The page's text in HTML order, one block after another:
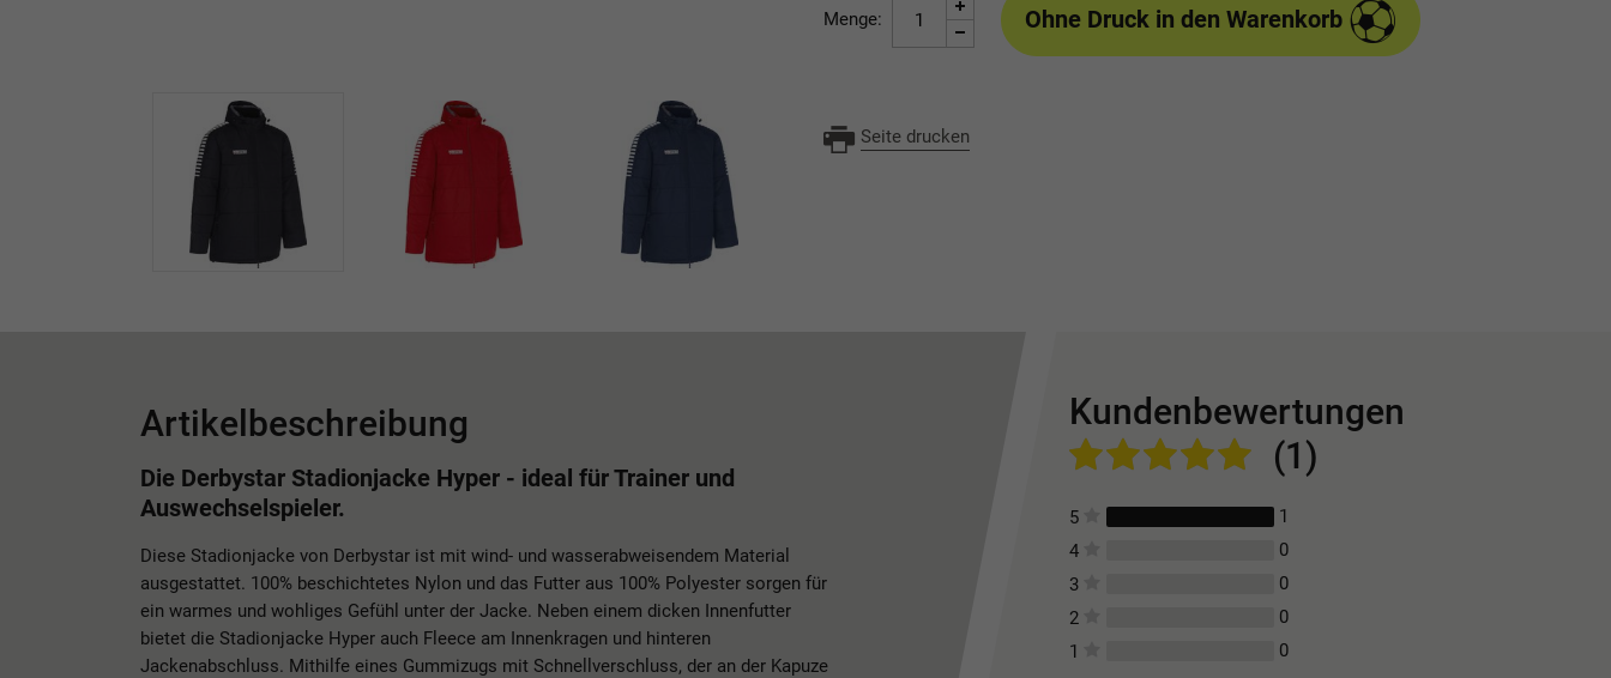
Menge: Ohne Druckin den Warenkorb
Seite drucken
Artikelbeschreibung
Die Derbystar Stadionjacke Hyper - ideal für Trainer und
Auswechselspieler.
Diese Stadionjacke von Derbystar ist mit wind- und wasserabweisendem Material
ausgestattet. 100% beschichtetes Nylon und das Futter aus 100% Polyester sorgen für
ein warmes und wohliges Gefühl unter der Jacke. Neben einem dicken Innenfutter
bietet die Stadionjacke Hyper auch Fleece am Innenkragen und hinteren
Jackenabschluss. Mithilfe eines Gummizugs mit Schnellverschluss, der an der Kapuze
Kundenbewertungen
(1)
5
1
4
0
3
0
2
0
1
0